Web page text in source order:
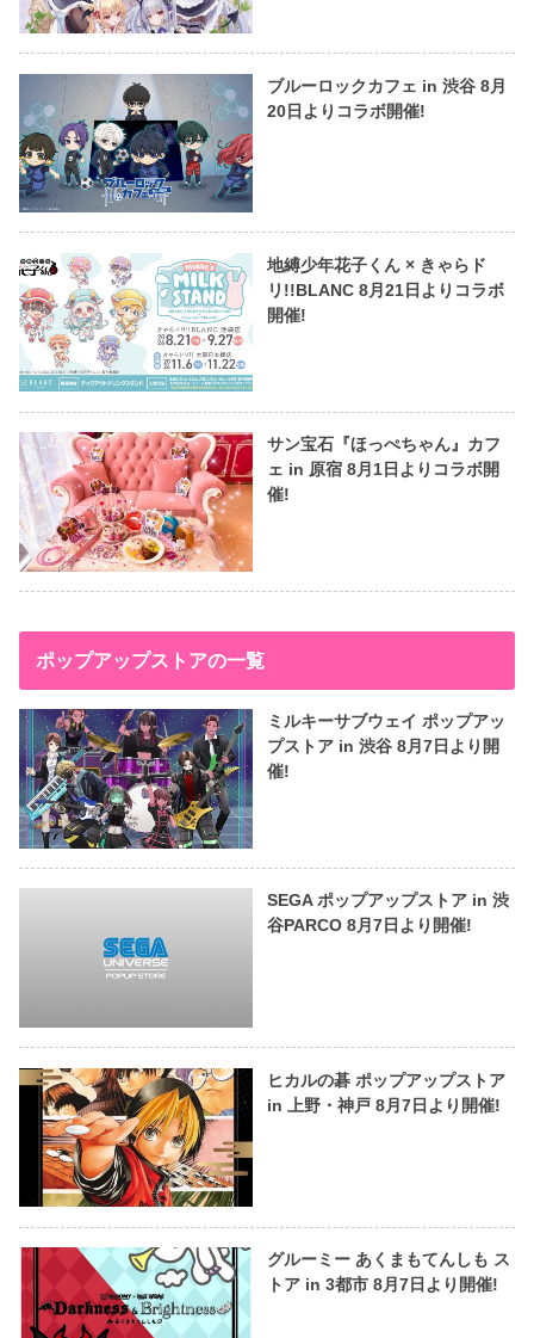
ブルーロックカフェ in 渋谷 8月
20日よりコラボ開催!
地縛少年花子くん × きゃらド
リ!!BLANC 8月21日よりコラボ
開催!
サン宝石『ほっぺちゃん』カフ
ェ in 原宿 8月1日よりコラボ開
催!
ポップアップストアの一覧
ミルキーサブウェイ ポップアッ
プストア in 渋谷 8月7日より開
催!
SEGA ポップアップストア in 渋
谷PARCO 8月7日より開催!
ヒカルの碁 ポップアップストア
in 上野・神戸 8月7日より開催!
グルーミー あくまもてんしも ス
トア in 3都市 8月7日より開催!